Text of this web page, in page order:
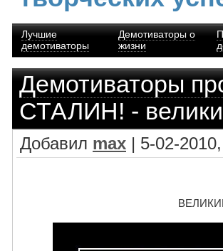
Лучшие
демотиваторы
Демотиваторы о
жизни
Демотиваторы
СТАЛИН! -
Добавил max | 5-02-